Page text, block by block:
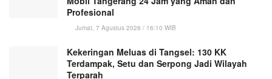
Profesional
Jumat, 7 Agustus 2026 / 16:10 WIB
Kekeringan Meluas di Tangsel: 130 KK
Terdampak, Setu dan Serpong Jadi Wilayah
Terparah